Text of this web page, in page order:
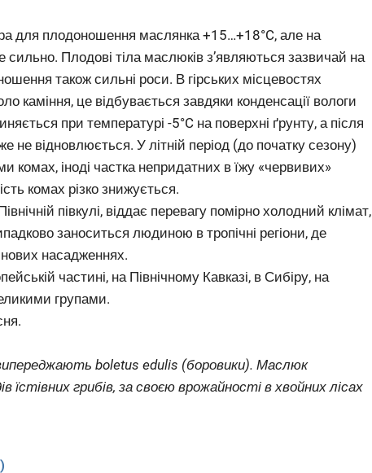
для плодоношення маслянка +15…+18°C, але на
Плодові тіла маслюків з’являються зазвичай на
також сильні роси. В гірських місцевостях
каміння, це відбувається завдяки конденсації вологи
при температурі -5°C на поверхні ґрунту, а після
відновлюється. У літній період (до початку сезону)
іноді частка непридатних в їжу «червивих»
комах різко знижується.
півкулі, віддає перевагу помірно холодний клімат,
заноситься людиною в тропічні регіони, де
насадженнях.
частині, на Північному Кавказі, в Сибіру, на
групами.
boletus edulis (боровики). Маслюк
їстівних грибів, за своєю врожайності в хвойних лісах